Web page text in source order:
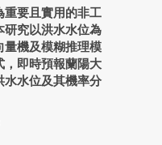
重要且實用的非工
研究以洪水水位為
量機及模糊推理模
，即時預報蘭陽大
水水位及其機率分